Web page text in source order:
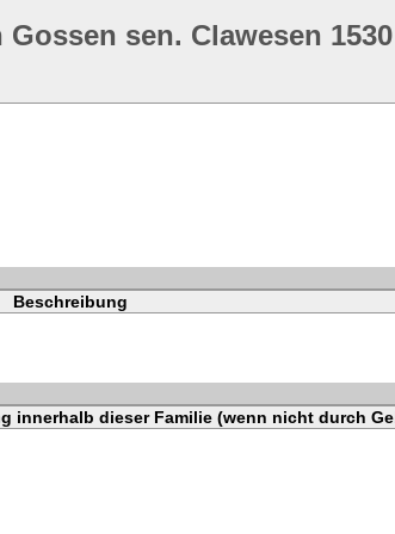
sen. Clawesen 1530
Beschreibung
innerhalb dieser Familie (wenn nicht durch